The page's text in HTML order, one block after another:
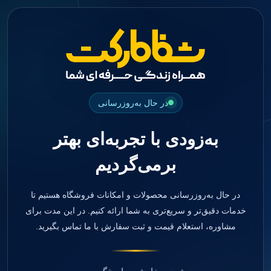
در حال به‌روزرسانی
به‌زودی با تجربه‌ای بهتر
برمی‌گردیم
در حال به‌روزرسانی محصولات و امکانات فروشگاه هستیم تا
خدمات دقیق‌تر و سریع‌تری به شما ارائه کنیم. در این مدت برای
مشاوره، استعلام قیمت و ثبت سفارش با ما تماس بگیرید.
جستجو
Impression Coping
صفحه اصلی
دندانپزشکی
مواد ترمیمی
کامپوزیت
کامپوزیت فلو
اسید اچ
باندینگ
بلیچینگ